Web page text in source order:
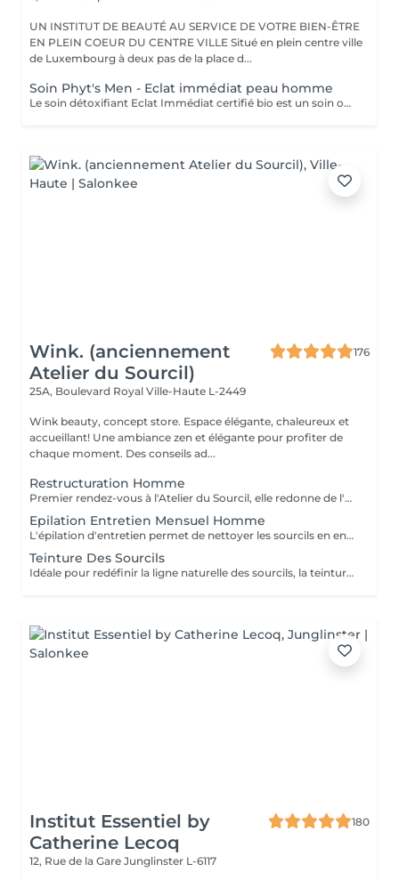
UN INSTITUT DE BEAUTÉ AU SERVICE DE VOTRE BIEN-ÊTRE
EN PLEIN COEUR DU CENTRE VILLE Situé en plein centre ville
de Luxembourg à deux pas de la place d...
Soin Phyt's Men - Eclat immédiat peau homme
Le soin détoxifiant Eclat Immédiat certifié bio est un soin oxygénant et défatigant, destiné à toutes les peaux masculines, est idéal pour les épidermes asphyxiés ou les teints brouillés. Nettoyage - gommage - extraction des comédons avec vapeur - massage - masque. Enrichi en ginseng, aloé vera et huiles végétales nourrissantes, il hydrate, apaise et revitalise la peau.
Wink. (anciennement
Atelier du Sourcil)
176
25A, Boulevard Royal Ville-Haute L-2449
Wink beauty, concept store. Espace élégante, chaleureux et
accueillant! Une ambiance zen et élégante pour profiter de
chaque moment. Des conseils ad...
Restructuration Homme
Premier rendez-vous à l'Atelier du Sourcil, elle redonne de l'harmonie au visage. Entièrement réalisée à la pince à épiler, cette prestation iconique vise à redéfinir la forme des sourcils. Formée en morphologie du visage, notre équipe de professionnelles maîtrise toutes les subtilités d'une forme réussie. Un entretien mensuel permet ensuite de conserver une ligne idéale.
Epilation Entretien Mensuel Homme
L'épilation d'entretien permet de nettoyer les sourcils en entretien et de conserver ainsi leur ligne. Au-delà de deux mois sans entretien à l'atelier du sourcil, il faudra refaire une restructuration pour redessiner à nouveau la ligne du sourcil.
Teinture Des Sourcils
Idéale pour redéfinir la ligne naturelle des sourcils, la teinture permet d'intensifier et sublimer le regard. Parfois clairsemés, en manque de densité ou simplement endommagés par de trop régulières épilations, les sourcils peuvent avoir besoin d'être travaillés pour intensifier la teinte du poil ou masquer les sourcils blancs ou grisonnants.
Institut Essentiel by
Catherine Lecoq
180
12, Rue de la Gare Junglinster L-6117